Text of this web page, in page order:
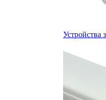
Устройства